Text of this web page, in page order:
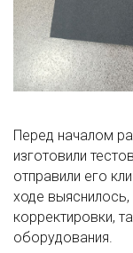
Перед началом
изготовили
отправили его
ходе выяснилось,
корректировки,
оборудования.